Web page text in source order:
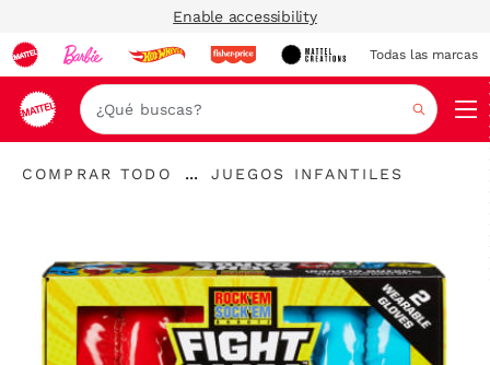
Enable accessibility
Todas las marcas
Buscar
"Comprar
COMPRAR TODO
...
"
JUEGOS INFANTILES